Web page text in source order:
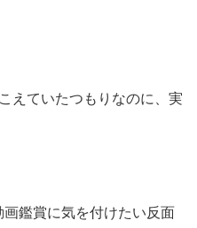
えていたつもりなのに、実
鑑賞に気を付けたい反面